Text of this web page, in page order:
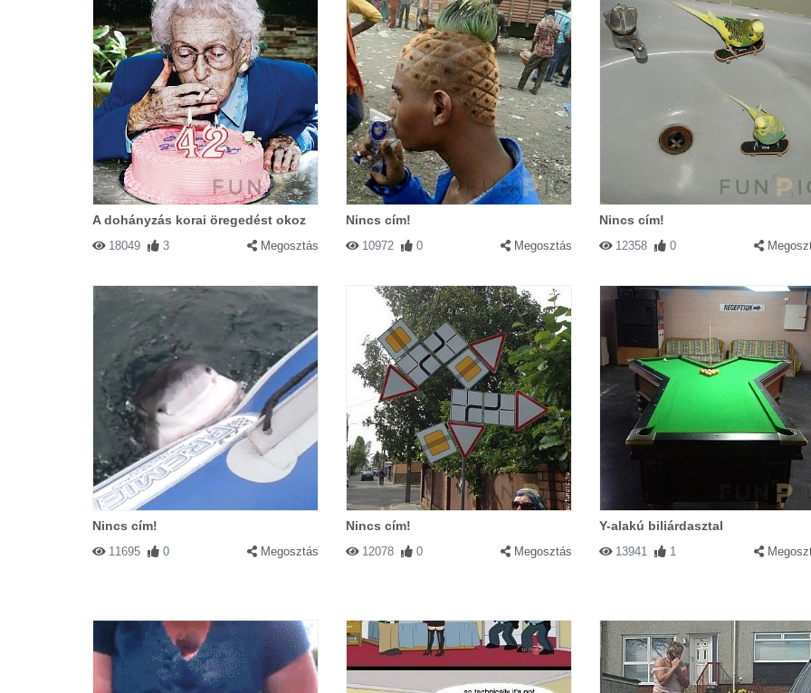
A dohányzás korai öregedést okoz
18049 3 Megosztás
Nincs cím!
10972 0 Megosztás
Nincs cím!
12358 0
Nincs cím!
11695 0 Megosztás
Nincs cím!
12078 0 Megosztás
Y-alakú biliárdasztal
13941 1